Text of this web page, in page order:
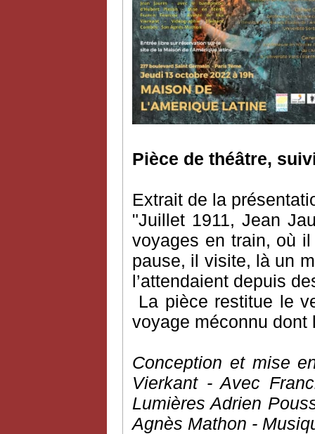
Pièce de théâtre,
Extrait de la
"Juillet 1911, Jean
voyages en train, où
pause, il visite, là un
l’attendaient depuis
La pièce restitue le
voyage méconnu dont
Conception et mise
Vierkant - Avec
Lumières Adrien
Agnès Mathon -